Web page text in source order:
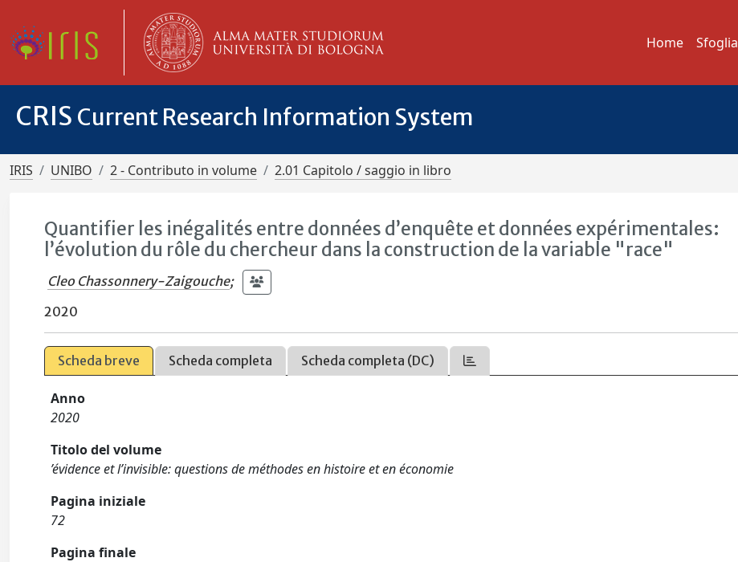
Home Sfoglia
CRIS Current Research Information System
IRIS UNIBO 2 - Contributo in volume 2.01 Capitolo / saggio in libro
Quantifier les inégalités entre données d’enquête et données expérimentales:
l’évolution du rôle du chercheur dans la construction de la variable "race"
Cleo Chassonnery-Zaigouche;
2020
Scheda breve Scheda completa Scheda completa (DC)
Anno
2020
Titolo del volume
’évidence et l’invisible: questions de méthodes en histoire et en économie
Pagina iniziale
72
Pagina finale